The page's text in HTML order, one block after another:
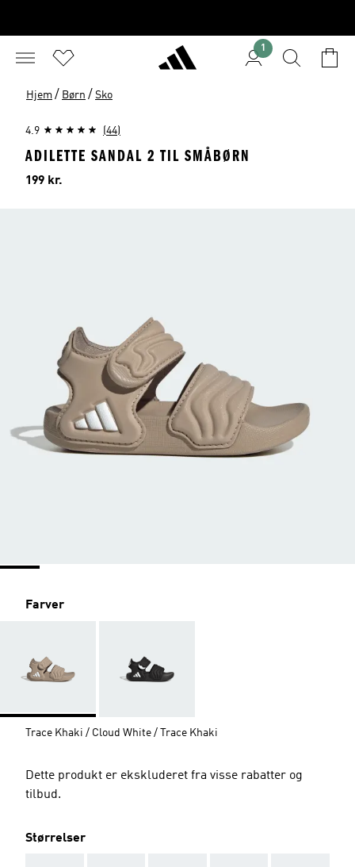
1
Hjem / Børn / Sko
4.9 (44)
ADILETTE SANDAL 2 TIL SMÅBØRN
Pris
199 kr.
Farver
Trace Khaki / Cloud White / Trace Khaki
Dette produkt er ekskluderet fra visse rabatter og
tilbud.
Størrelser